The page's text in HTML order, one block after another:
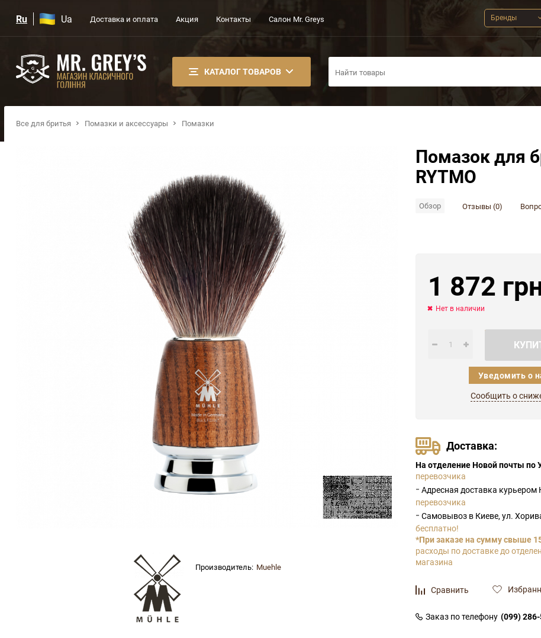
Ru Ua Доставка и оплата Акция Контакты Салон Mr. Greys Бренды
КАТАЛОГ ТОВАРОВ
Все для бритья Помазки и аксессуары Помазки
Производитель: Muehle
Помазок для
RYTMO
Обзор Отзывы (0)
1 872
Нет в наличии
Уведомить о
Сообщить о
Доставка:
На отделение Новой почты по
перевозчика
- Адресная доставка
перевозчика
- Самовывоз в Киеве, ул.
бесплатно!
*При заказе на сумму свыше
расходы по доставке до
магазина
Сравнить
Заказ по телефону (099)